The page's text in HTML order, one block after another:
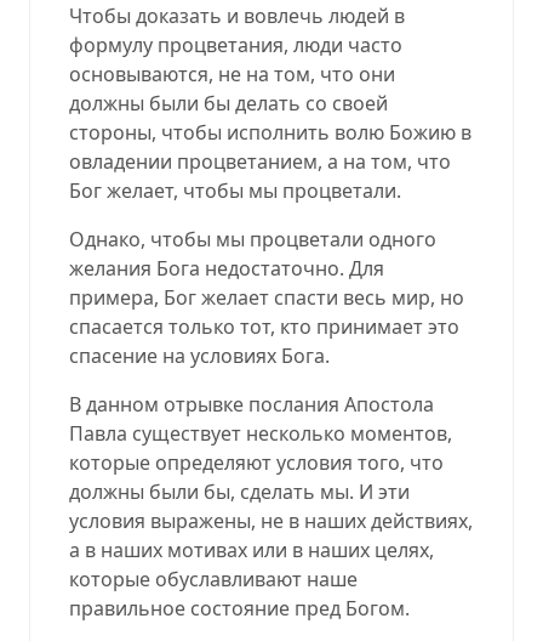
Чтобы доказать и вовлечь людей в
формулу процветания, люди часто
основываются, не на том, что они
должны были бы делать со своей
стороны, чтобы исполнить волю Божию в
овладении процветанием, а на том, что
Бог желает, чтобы мы процветали.
Однако, чтобы мы процветали одного
желания Бога недостаточно. Для
примера, Бог желает спасти весь мир, но
спасается только тот, кто принимает это
спасение на условиях Бога.
В данном отрывке послания Апостола
Павла существует несколько моментов,
которые определяют условия того, что
должны были бы, сделать мы. И эти
условия выражены, не в наших действиях,
а в наших мотивах или в наших целях,
которые обуславливают наше
правильное состояние пред Богом.